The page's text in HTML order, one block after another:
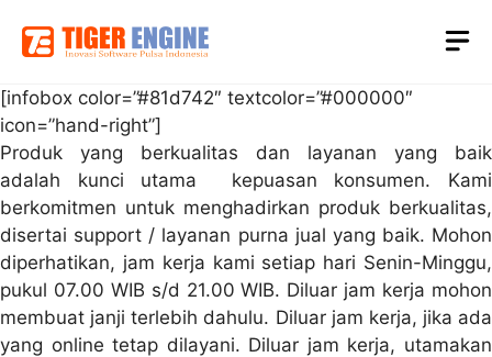
[infobox color=”#81d742″ textcolor=”#000000″
icon=”hand-right”]
Produk yang berkualitas dan layanan yang baik
adalah kunci utama kepuasan konsumen. Kami
berkomitmen untuk menghadirkan produk berkualitas,
disertai support / layanan purna jual yang baik. Mohon
diperhatikan, jam kerja kami setiap hari Senin-Minggu,
pukul 07.00 WIB s/d 21.00 WIB. Diluar jam kerja mohon
membuat janji terlebih dahulu. Diluar jam kerja, jika ada
yang online tetap dilayani. Diluar jam kerja, utamakan